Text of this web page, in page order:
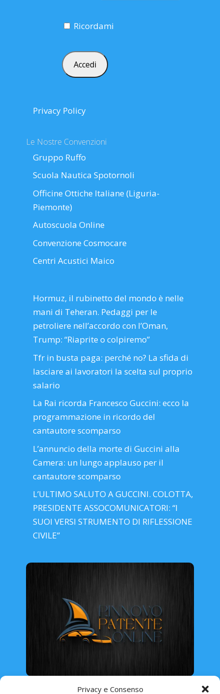
Privacy e Consenso
Ricordami
Privacy Policy
Le Nostre Convenzioni
Gruppo Ruffo
Scuola Nautica Spotornoli
Officine Ottiche Italiane (Liguria-
Piemonte)
Autoscuola Online
Convenzione Cosmocare
Centri Acustici Maico
Hormuz, il rubinetto del mondo è nelle
mani di Teheran. Pedaggi per le
petroliere nell’accordo con l’Oman,
Trump: “Riaprite o colpiremo”
Tfr in busta paga: perché no? La sfida di
lasciare ai lavoratori la scelta sul proprio
salario
La Rai ricorda Francesco Guccini: ecco la
programmazione in ricordo del
cantautore scomparso
L’annuncio della morte di Guccini alla
Camera: un lungo applauso per il
cantautore scomparso
L’ULTIMO SALUTO A GUCCINI. COLOTTA,
PRESIDENTE ASSOCOMUNICATORI: “I
SUOI VERSI STRUMENTO DI RIFLESSIONE
CIVILE”